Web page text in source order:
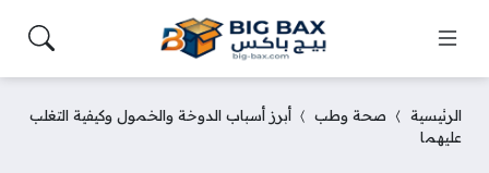
الرئيسية صحة وطب
أبرز أسباب الدوخة والخمول وكيفية التغلب
عليهما